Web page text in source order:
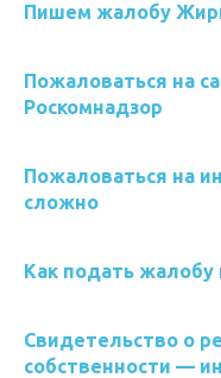
Пишем жалобу
Пожаловаться на
Роскомнадзор
Пожаловаться на
сложно
Как подать жалобу
Свидетельство о
собственности —